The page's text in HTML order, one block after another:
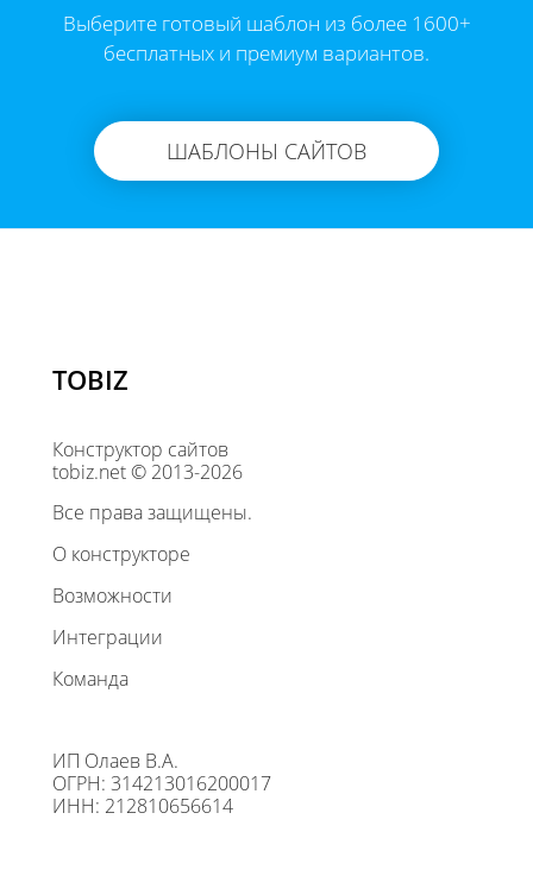
Выберите готовый шаблон из более 1600+
бесплатных и премиум вариантов.
ШАБЛОНЫ САЙТОВ
TOBIZ
Конструктор сайтов
tobiz.net © 2013-2026
Все права защищены.
О конструкторе
Возможности
Интеграции
Команда
ИП Олаев В.А.
ОГРН: 314213016200017
ИНН: 212810656614